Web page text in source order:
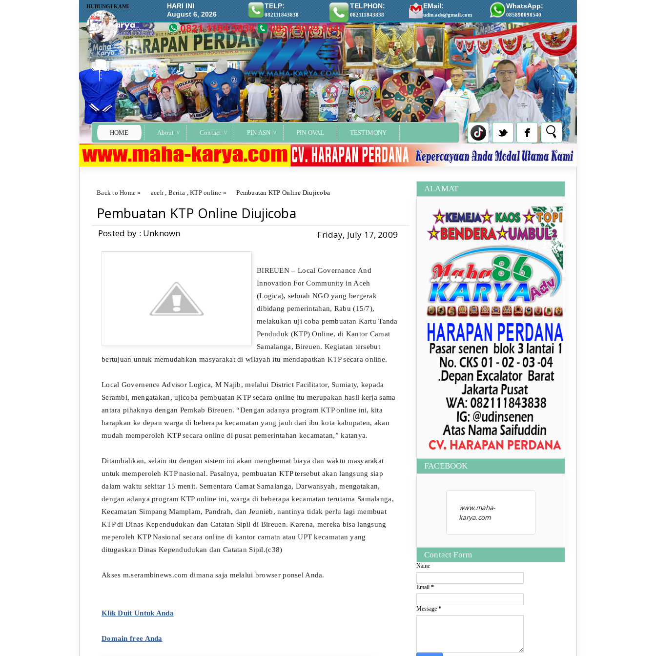
HOME About Contact PIN ASN PIN OVAL TESTIMONY
HUBUNGI KAMI
HARI INI
August 6, 2026
TELP:
082111843838
TELPHON:
082111843838
EMail:
udin.ads@gmail.com
WhatsApp:
085890098540
Back to Home » aceh, Berita ,KTP online » Pembuatan KTP Online Diujicoba
Pembuatan KTP Online Diujicoba
Posted by : Unknown Friday, July 17, 2009
BIREUEN – Local Governance And
Innovation For Community in Aceh
(Logica), sebuah NGO yang bergerak
dibidang pemerintahan, Rabu (15/7),
melakukan uji coba pembuatan Kartu Tanda
Penduduk (KTP) Online, di Kantor Camat
Samalanga, Bireuen. Kegiatan tersebut
bertujuan untuk memudahkan masyarakat di wilayah itu mendapatkan KTP secara online.
Local Governence Advisor Logica, M Najib, melalui District Facilitator, Sumiaty, kepada
Serambi, mengatakan, ujicoba pembuatan KTP secara online itu merupakan hasil kerja sama
antara pihaknya dengan Pemkab Bireuen. “Dengan adanya program KTP online ini, kita
harapkan ke depan warga di beberapa kecamatan yang jauh dari ibu kota kabupaten, akan
mudah memperoleh KTP secara online di pusat pemerintahan kecamatan,” katanya.
Ditambahkan, selain itu dengan sistem ini akan menghemat biaya dan waktu masyarakat
untuk memperoleh KTP nasional. Pasalnya, pembuatan KTP tersebut akan langsung siap
dalam waktu sekitar 15 menit. Sementara Camat Samalanga, Darwansyah, mengatakan,
dengan adanya program KTP online ini, warga di beberapa kecamatan terutama Samalanga,
Kecamatan Simpang Mamplam, Pandrah, dan Jeunieb, nantinya tidak perlu lagi membuat
KTP di Dinas Kependudukan dan Catatan Sipil di Bireuen. Karena, mereka bisa langsung
meperoleh KTP Nasional secara online di kantor camatn atau UPT kecamatan yang
ditugaskan Dinas Kependudukan dan Catatan Sipil.(c38)
Akses m.serambinews.com dimana saja melalui browser ponsel Anda.
Klik Duit Untuk Anda
Domain free Anda
ALAMAT
FACEBOOK
www.maha-
karya.com
Contact Form
Name
Email *
Message *